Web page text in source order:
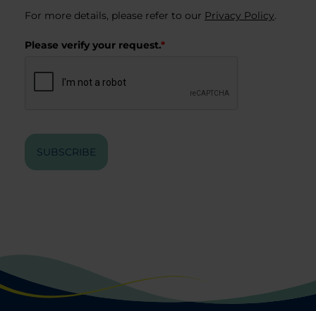
For more details, please refer to our Privacy Policy.
Please verify your request.*
SUBSCRIBE